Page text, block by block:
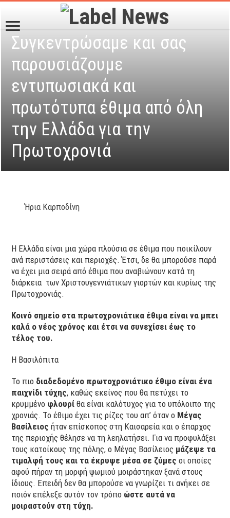
Συγκεντρώσαμε και σας
παρουσιάζουμε
εντυπωσιακά και
πρωτότυπα έθιμα από όλη
την Ελλάδα για την
Πρωτοχρονιά
Ήρια Καρποδίνη
Η Ελλάδα είναι μια χώρα πλούσια σε έθιμα που ποικίλουν
ανά περιστάσεις και περιοχές. Έτσι, δε θα μπορούσε παρά
να έχει μια σειρά από έθιμα που αναβιώνουν κατά τη
διάρκεια των Χριστουγεννιάτικων γιορτών και κυρίως της
Πρωτοχρονιάς.
Κοινό σημείο στα πρωτοχρονιάτικα έθιμα είναι να μπει
καλά ο νέος χρόνος και έτσι να συνεχίσει έως το
τέλος του.
Η Βασιλόπιτα
Το πιο διαδεδομένο πρωτοχρονιάτικο έθιμο είναι ένα
παιχνίδι τύχης, καθώς εκείνος που θα πετύχει το
κρυμμένο φλουρί θα είναι καλότυχος για το υπόλοιπο της
χρονιάς. Το έθιμο έχει τις ρίζες του απ’ όταν ο Μέγας
Βασίλειος ήταν επίσκοπος στη Καισαρεία και ο έπαρχος
της περιοχής θέλησε να τη λεηλατήσει. Για να προφυλάξει
τους κατοίκους της πόλης, ο Μέγας Βασίλειος μάζεψε τα
τιμαλφή τους και τα έκρυψε μέσα σε ζύμες οι οποίες
αφού πήραν τη μορφή ψωμιού μοιράστηκαν ξανά στους
ίδιους. Επειδή δεν θα μπορούσε να γνωρίζει τι ανήκει σε
ποιόν επέλεξε αυτόν τον τρόπο ώστε αυτά να
μοιραστούν στη τύχη.